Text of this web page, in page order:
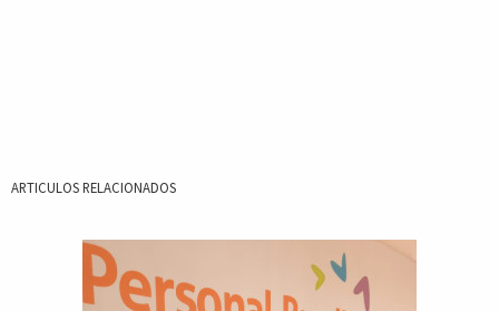
ARTICULOS RELACIONADOS